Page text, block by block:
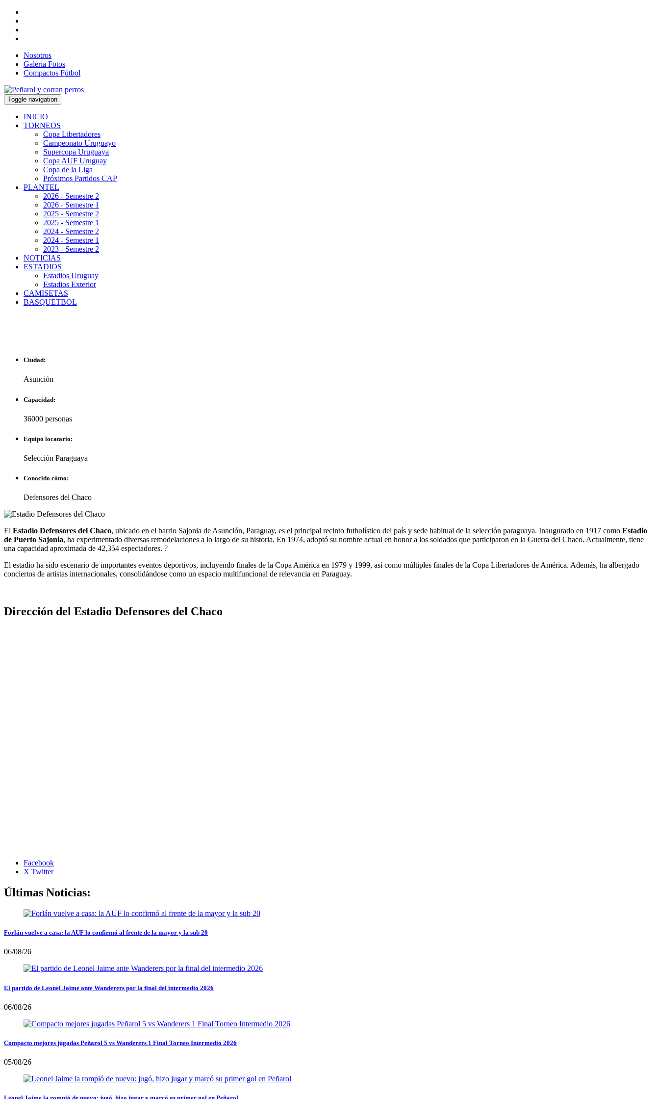
Nosotros
Galería Fotos
Compactos Fútbol
Toggle navigation
INICIO
TORNEOS
Copa Libertadores
Campeonato Uruguayo
Supercopa Uruguaya
Copa AUF Uruguay
Copa de la Liga
Próximos Partidos CAP
PLANTEL
2026 - Semestre 2
2026 - Semestre 1
2025 - Semestre 2
2025 - Semestre 1
2024 - Semestre 2
2024 - Semestre 1
2023 - Semestre 2
NOTICIAS
ESTADIOS
Estadios Uruguay
Estadios Exterior
CAMISETAS
BASQUETBOL
Ciudad:
Asunción
Capacidad:
36000 personas
Equipo locatario:
Selección Paraguaya
Conocido cómo:
Defensores del Chaco
El Estadio Defensores del Chaco, ubicado en el barrio Sajonia de Asunción, Paraguay, es el principal recinto futbolístico del país y sede habitual de la selección paraguaya. Inaugurado en 1917 como Estadio
de Puerto Sajonia, ha experimentado diversas remodelaciones a lo largo de su historia. En 1974, adoptó su nombre actual en honor a los soldados que participaron en la Guerra del Chaco. Actualmente, tiene
una capacidad aproximada de 42,354 espectadores. ?
El estadio ha sido escenario de importantes eventos deportivos, incluyendo finales de la Copa América en 1979 y 1999, así como múltiples finales de la Copa Libertadores de América. Además, ha albergado
conciertos de artistas internacionales, consolidándose como un espacio multifuncional de relevancia en Paraguay.
Dirección del Estadio Defensores del Chaco
Facebook
X Twitter
Últimas Noticias:
Forlán vuelve a casa: la AUF lo confirmó al frente de la mayor y la sub 20
06/08/26
El partido de Leonel Jaime ante Wanderers por la final del intermedio 2026
06/08/26
Compacto mejores jugadas Peñarol 5 vs Wanderers 1 Final Torneo Intermedio 2026
05/08/26